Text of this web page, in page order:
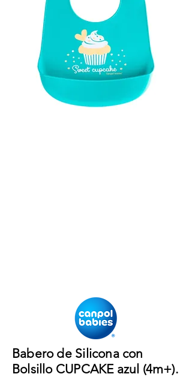
Babero de Silicona con
Bolsillo CUPCAKE azul (4m+).